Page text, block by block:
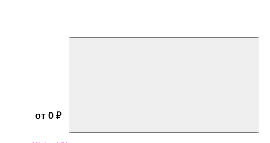
от 0 ₽